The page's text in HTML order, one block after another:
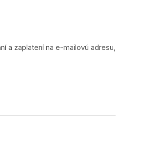
a zaplatení na e-mailovú adresu,